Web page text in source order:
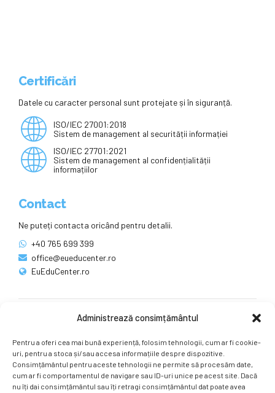
Administrează consimțământul
Pentru a oferi cea mai bună experiență, folosim tehnologii, cum ar fi cookie-
uri, pentru a stoca și/sau accesa informațiile despre dispozitive.
Consimțământul pentru aceste tehnologii ne permite să procesăm date,
cum ar fi comportamentul de navigare sau ID-uri unice pe acest site. Dacă
nu îți dai consimțământul sau îți retragi consimțământul dat poate avea
Certificări
Datele cu caracter personal sunt protejate și în siguranță.
ISO/IEC 27001:2018
Sistem de management al securității informației
ISO/IEC 27701:2021
Sistem de management al confidențialității
informațiilor
Contact
Ne puteți contacta oricând pentru detalii.
+40 765 699 399
office@eueducenter.ro
EuEduCenter.ro
Ne puteți găsi și pe rețelele sociale.